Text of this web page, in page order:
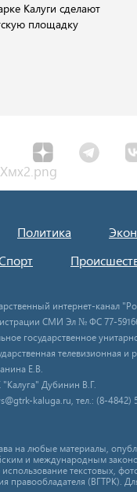
Калуги сделают
площадку
Политика
интернет-канал
СМИ Эл № ФС 77-59166
государственное
телевизионная
Е.В.
"Калуга" Дубинин В.Г.
kaluga.ru, тел.: (8-4842)
на любые материалы,
и международным
текстовых,
правообладателя (ВГТРК).